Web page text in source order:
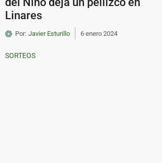
Linares
Por: Javier Esturillo 6 enero 2024
SORTEOS